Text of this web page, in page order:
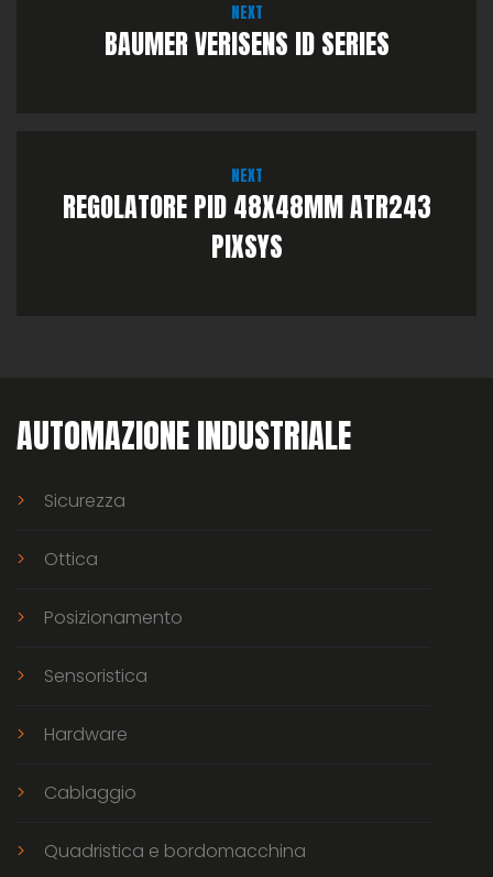
NEXT
BAUMER VERISENS ID SERIES
NEXT
REGOLATORE PID 48X48MM ATR243
PIXSYS
AUTOMAZIONE INDUSTRIALE
Sicurezza
Ottica
Posizionamento
Sensoristica
Hardware
Cablaggio
Quadristica e bordomacchina